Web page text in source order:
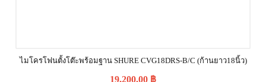
ไมโครโฟนตั้งโต๊ะพร้อมฐาน SHURE CVG18DRS‐B/C (ก้านยาว18นิ้ว)
19,200.00 ฿